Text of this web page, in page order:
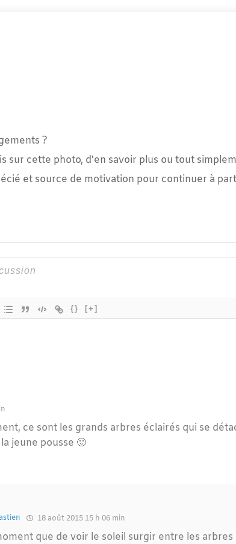
?
sur cette photo, d'en savoir plus ou tout
et source de motivation pour continuer à
{} [+]
ce sont les grands arbres éclairés qui se
jeune pousse 🙂
18 août 2015 15 h 06 min
que de voir le soleil surgir entre les arbres